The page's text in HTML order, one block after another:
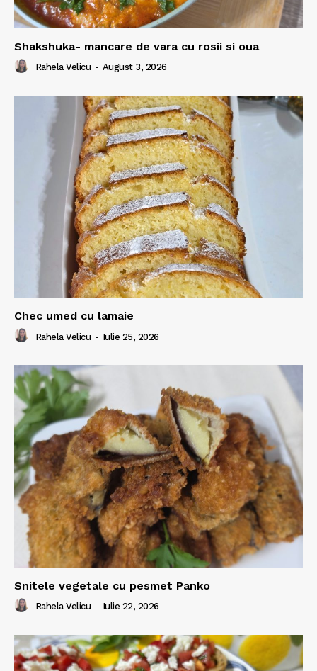
Shakshuka- mancare de vara cu rosii si oua
Rahela Velicu - August 3, 2026
Chec umed cu lamaie
Rahela Velicu - Iulie 25, 2026
Snitele vegetale cu pesmet Panko
Rahela Velicu - Iulie 22, 2026